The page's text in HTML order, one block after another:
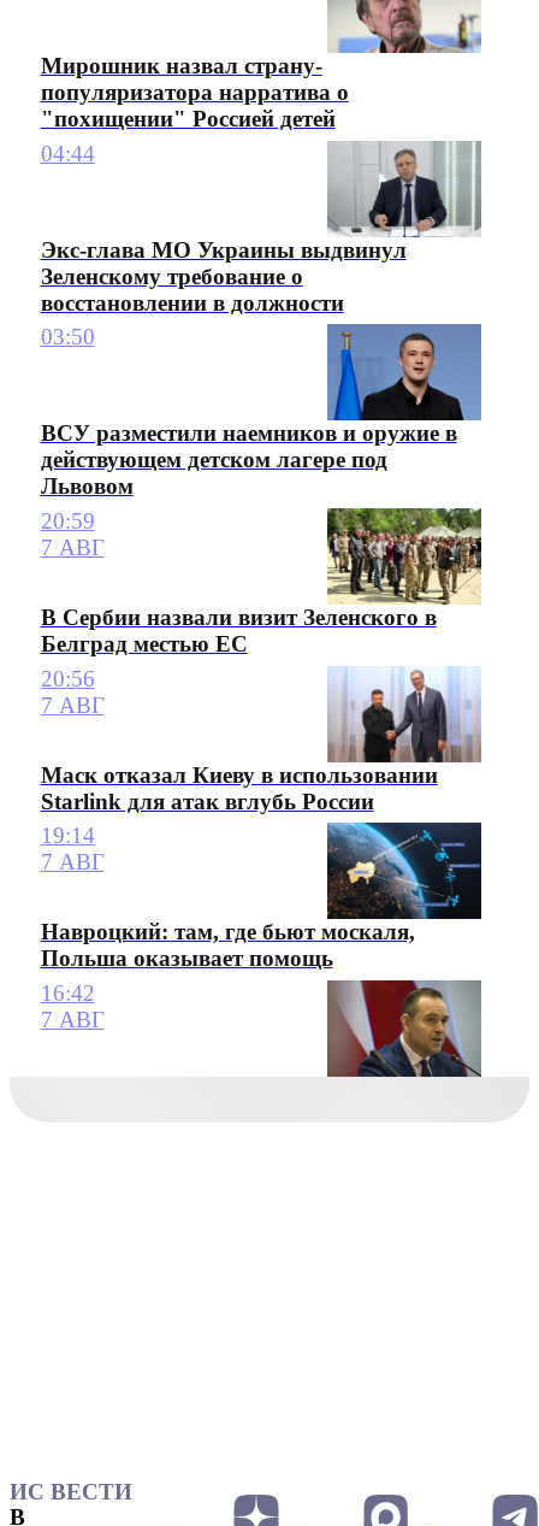
Мирошник назвал страну-
популяризатора нарратива о
"похищении" Россией детей
04:44
Экс-глава МО Украины выдвинул
Зеленскому требование о
восстановлении в должности
03:50
ВСУ разместили наемников и оружие в
действующем детском лагере под
Львовом
20:59
7 АВГ
В Сербии назвали визит Зеленского в
Белград местью ЕС
20:56
7 АВГ
Маск отказал Киеву в использовании
Starlink для атак вглубь России
19:14
7 АВГ
Навроцкий: там, где бьют москаля,
Польша оказывает помощь
16:42
7 АВГ
ИС ВЕСТИ
В